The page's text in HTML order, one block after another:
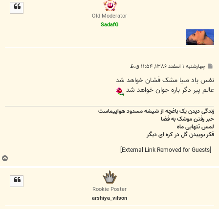
Old Moderator
SadafG
پ
ت
چهارشنبه ۱ اسفند ۱۳۸۶, ۱۱:۵۴ ق.ظ
نفس باد صبا مشک فشان خواهد شد
عالم پير دگر باره جوان خواهد شد
زندگی دیدن یک باغچه از شیشه مسدود هواپیماست
خبر رفتن موشک به فضا
لمس تنهایی ماه
فکر بوییدن گل در کره ای دیگر
ب
ا
Rookie Poster
arshiya_vilson